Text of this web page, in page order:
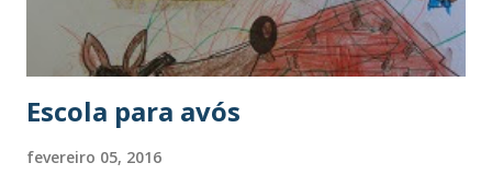
TRADICIONAIS (até 1945) >>> É a geraç...
Escola para avós
fevereiro 05, 2016